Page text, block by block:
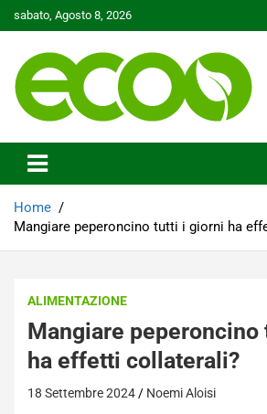
to
sabato, Agosto 8, 2026
Ecoo.it
Home
Mangiare peperoncino tutti i giorni ha
ALIMENTAZIONE
Mangiare
ha effetti collaterali?
18 Settembre 2024 Noemi Aloisi